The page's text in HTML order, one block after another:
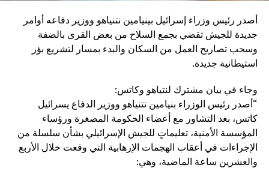
وكان مصدر مسؤول في الهيئة العامة للنقل السعودية قد صرح
الخميس، بأن سفينة (ENCELIA) التابعة لإحدى الشركات
السعودية، تعرضت لاستهداف أثناء إبحارها في البحر الأحمر، نتج
عنه حريق في مقدمتها.
وأكد المصدر أن جميع أفراد الطاقم بخير، مشيرا في السياق إلى
أن الجهات المعنية اتخذت كافة الإجراءات اللازمة لتأمين السفينة
وطاقمها وحماية البيئة البحرية.
أصدر رئيس وزراء إسرائيل بينيامين نتنياهو ووزير دفاعه أوامر
جديدة للجيش تقضي بجمع السلاح من بعض القرى بالضفة
وسحب تصاريح العمل من السكان والبدء بمسار لتشريع بؤر
استيطانية جديدة.
وجاء في بيان مشترك لنتياهو وكاتس:
“أصدر رئيس الوزراء بنيامين نتنياهو ووزير الدفاع يسرائيل
كاتس، بعد التشاور مع أعضاء الحكومة المصغرة ورؤساء
المؤسسة الأمنية، تعليماتٍ للجيش الإسرائيلي بشأن سلسلة من
الإجراءات في أعقاب الهجمات الإرهابية التي وقعت خلال الأربع
والعشرين ساعة الماضية، وهي: